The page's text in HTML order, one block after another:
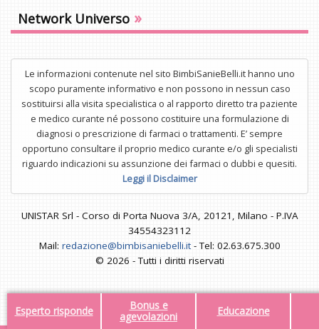
Esperto risponde
Bonus e
agevolazioni
Educazione
Network Universo »
Le informazioni contenute nel sito BimbiSanieBelli.it hanno uno
scopo puramente informativo e non possono in nessun caso
sostituirsi alla visita specialistica o al rapporto diretto tra paziente
e medico curante né possono costituire una formulazione di
diagnosi o prescrizione di farmaci o trattamenti. E’ sempre
opportuno consultare il proprio medico curante e/o gli specialisti
riguardo indicazioni su assunzione dei farmaci o dubbi e quesiti.
Leggi il Disclaimer
UNISTAR Srl - Corso di Porta Nuova 3/A, 20121, Milano - P.IVA
34554323112
Mail: redazione@bimbisaniebelli.it- Tel: 02.63.675.300
© 2026 - Tutti i diritti riservati